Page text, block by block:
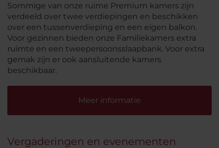
Sommige van onze ruime Premium kamers zijn
verdeeld over twee verdiepingen en beschikken
over een tussenverdieping en een eigen balkon.
Voor gezinnen bieden onze Familiekamers extra
ruimte en een tweepersoonsslaapbank. Voor extra
gemak zijn er ook aansluitende kamers
beschikbaar.
Meer informatie
Vergaderingen en evenementen